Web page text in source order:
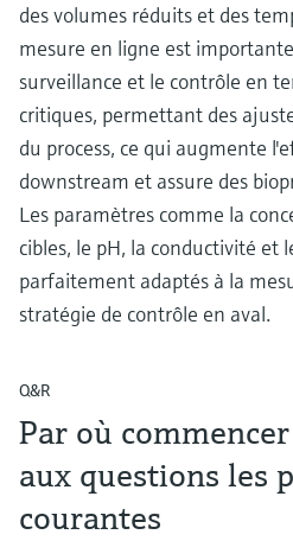
des volumes réduits et des
mesure en ligne est
surveillance et le contrôle en
critiques, permettant des
du process, ce qui augmente
downstream et assure des
Les paramètres comme la
cibles, le pH, la conductivité et
parfaitement adaptés à la
stratégie de contrôle en aval.
Q&R
Par où commencer
aux questions les
courantes